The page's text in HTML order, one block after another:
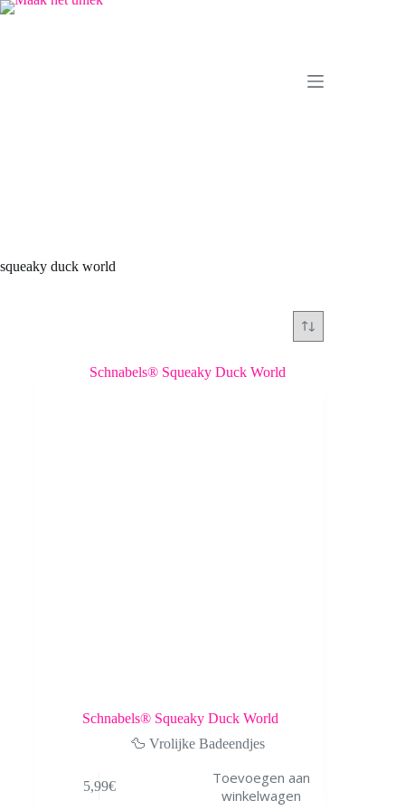
Ga
squeaky duck world
Schnabels® Squeaky Duck World
🦆 Vrolijke Badeendjes
5,99€
Toevoegen aan
winkelwagen